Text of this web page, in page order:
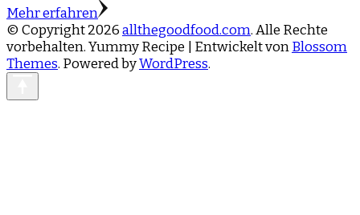
Mehr erfahren
© Copyright 2026allthegoodfood.com. Alle Rechte
vorbehalten. Yummy Recipe | Entwickelt vonBlossom
Themes. Powered byWordPress.